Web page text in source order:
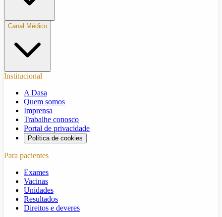
Canal Médico
Institucional
A Dasa
Quem somos
Imprensa
Trabalhe conosco
Portal de privacidade
Política de cookies
Para pacientes
Exames
Vacinas
Unidades
Resultados
Direitos e deveres